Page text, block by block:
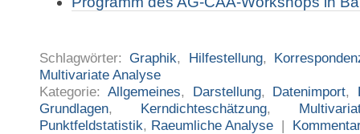
Schlagwörter:Graphik, Hilfestellung,
Multivariate Analyse
Kategorie: Allgemeines, Darstellung, Datenimport,
Grundlagen, Kerndichteschätzung,
Punktfeldstatistik, Raeumliche Analyse |